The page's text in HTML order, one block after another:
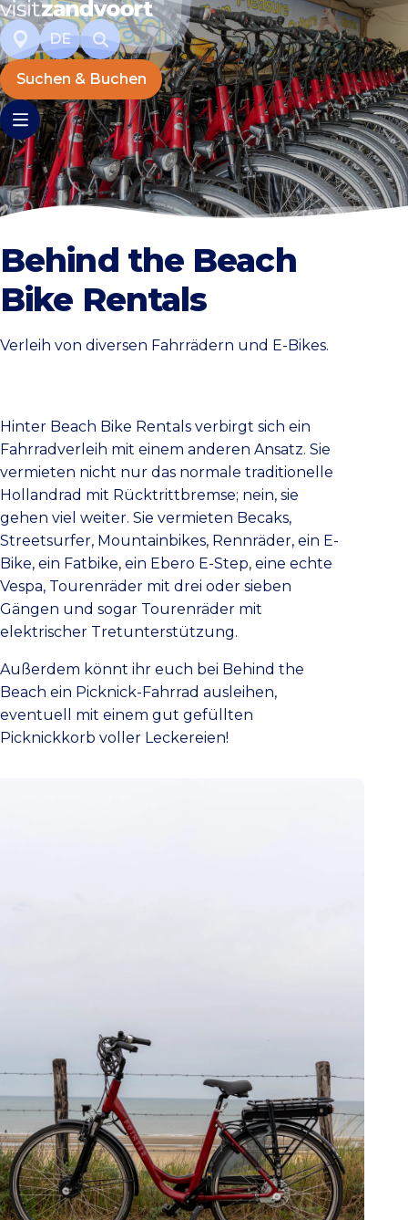
DE
Suchen & Buchen
Behind the Beach
Bike Rentals
Verleih von diversen Fahrrädern und E-Bikes.
Hinter Beach Bike Rentals verbirgt sich ein
Fahrradverleih mit einem anderen Ansatz. Sie
vermieten nicht nur das normale traditionelle
Hollandrad mit Rücktrittbremse; nein, sie
gehen viel weiter. Sie vermieten Becaks,
Streetsurfer, Mountainbikes, Rennräder, ein E-
Bike, ein Fatbike, ein Ebero E-Step, eine echte
Vespa, Tourenräder mit drei oder sieben
Gängen und sogar Tourenräder mit
elektrischer Tretunterstützung.
Außerdem könnt ihr euch bei Behind the
Beach ein Picknick-Fahrrad ausleihen,
eventuell mit einem gut gefüllten
Picknickkorb voller Leckereien!